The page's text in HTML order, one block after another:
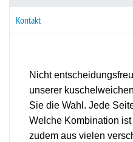
Kontakt
Nicht
unserer
Sie die Wahl. Jede
Welche Kombination
zudem aus vielen